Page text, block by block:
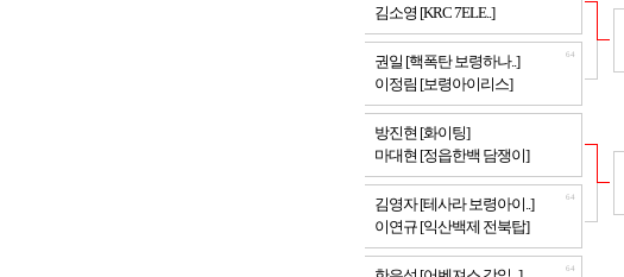
김소영 [KRC 7ELE..]
권일 [핵폭탄 보령하나..]
이정림 [보령아이리스]
64
방진현 [화이팅]
마대현 [정읍한백 담쟁이]
김영자 [테사라 보령아이..]
이연규 [익산백제 전북탑]
64
64